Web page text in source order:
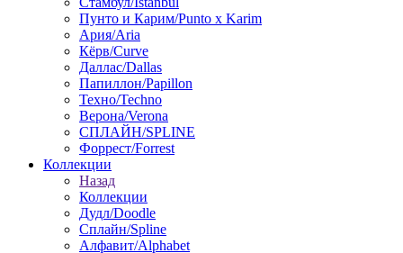
Пунто и Карим/Punto x Karim
Ария/Aria
Кёрв/Curve
Даллас/Dallas
Папиллон/Papillon
Техно/Techno
Верона/Verona
СПЛАЙН/SPLINE
Форрест/Forrest
Коллекции
Назад
Коллекции
Дудл/Doodle
Сплайн/Spline
Алфавит/Alphabet